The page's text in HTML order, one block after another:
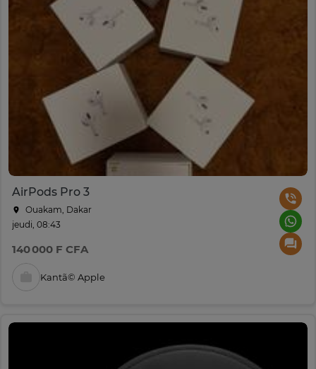
AirPods Pro 3
Ouakam, Dakar
jeudi, 08:43
140 000 F CFA
Kantã© Apple